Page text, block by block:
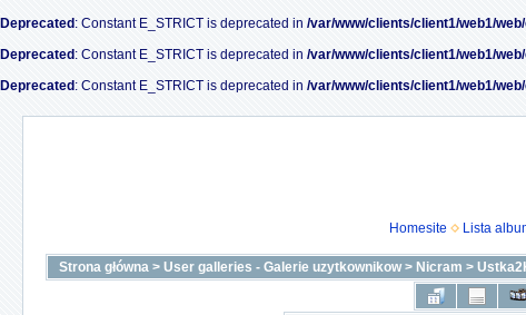
Deprecated : Constant E_STRICT is deprecated in /var/www/clients/client1/web1/
Deprecated : Constant E_STRICT is deprecated in /var/www/clients/client1/web1/
Deprecated : Constant E_STRICT is deprecated in /var/www/clients/client1/web1/
Homesite
Lista
Strona główna > User galleries - Galerie uzytkownikow> Nicram >